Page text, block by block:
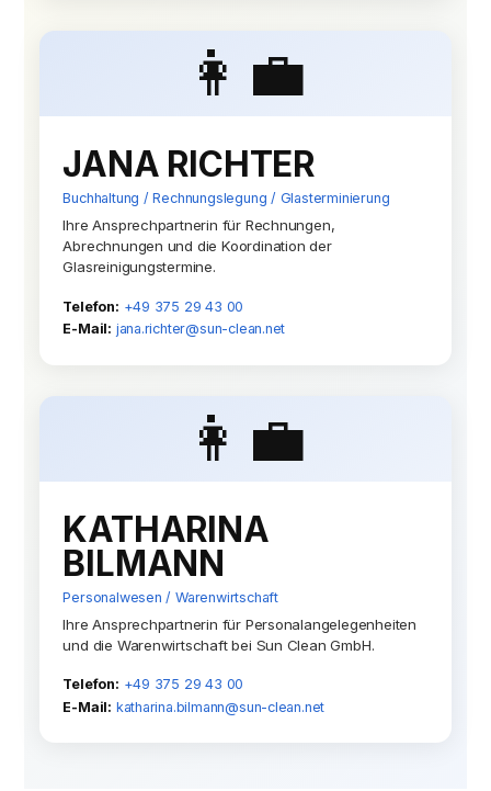
👩‍💼
JANA RICHTER
Buchhaltung / Rechnungslegung / Glasterminierung
Ihre Ansprechpartnerin für Rechnungen,
Abrechnungen und die Koordination der
Glasreinigungstermine.
Telefon: +49 375 29 43 00
E-Mail: jana.richter@sun-clean.net
👩‍💼
KATHARINA
BILMANN
Personalwesen / Warenwirtschaft
Ihre Ansprechpartnerin für Personalangelegenheiten
und die Warenwirtschaft bei Sun Clean GmbH.
Telefon: +49 375 29 43 00
E-Mail: katharina.bilmann@sun-clean.net